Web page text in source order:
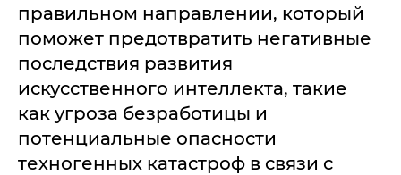
правильном направлении, который
поможет предотвратить негативные
последствия развития
искусственного интеллекта, такие
как угроза безработицы и
потенциальные опасности
техногенных катастроф в связи с